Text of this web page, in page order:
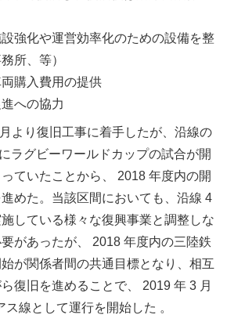
設強化や運営効率化のための設備を整
所、等）
購入費用の提供
への協力
より復旧工事に着手したが、沿線の
ラグビーワールドカップの試合が開
ていたことから、 2018 年度内の開
めた。当該区間においても、沿線 4
している様々な復興事業と調整しな
があったが、 2018 年度内の三陸鉄
が関係者間の共通目標となり、相互
復旧を進めることで、 2019 年 3 月
線として運行を開始した 。